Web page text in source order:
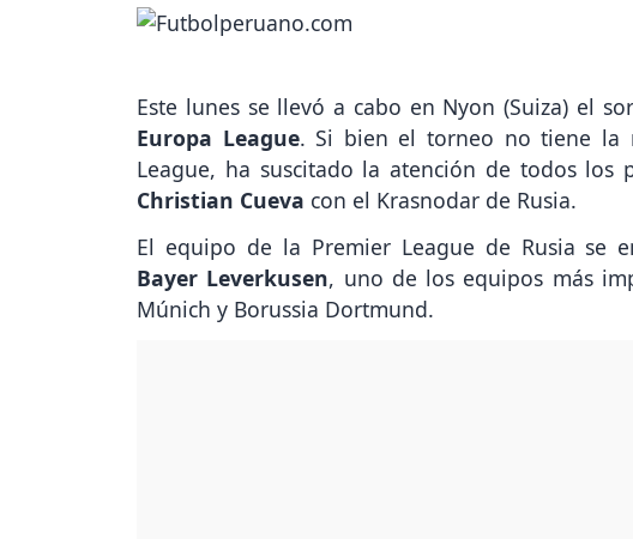
Este lunes se llevó a cabo en Nyon (Suiza) el
Europa League. Si bien el torneo no tiene la
League, ha suscitado la atención de todos los
Christian Cueva con el Krasnodar de Rusia.
El equipo de la Premier League de Rusia se
Bayer Leverkusen, uno de los equipos más
Múnich y Borussia Dortmund.